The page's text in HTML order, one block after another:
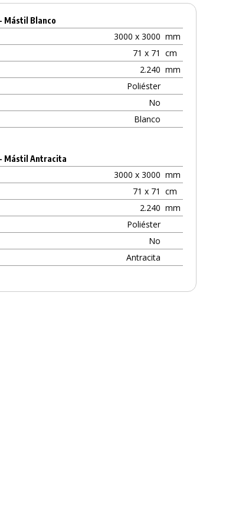
Mástil Blanco
3000 x 3000 mm
71 x 71
cm
2.240 mm
Poliéster
No
Blanco
Mástil Antracita
3000 x 3000 mm
71 x 71
cm
2.240 mm
Poliéster
No
Antracita